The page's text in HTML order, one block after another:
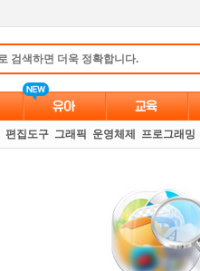
편집도구 그래픽 운영체제 프로그래밍